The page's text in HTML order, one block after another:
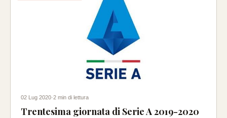
02 Lug 2020·2 min di lettura
Trentesima giornata di Serie A 2019-2020